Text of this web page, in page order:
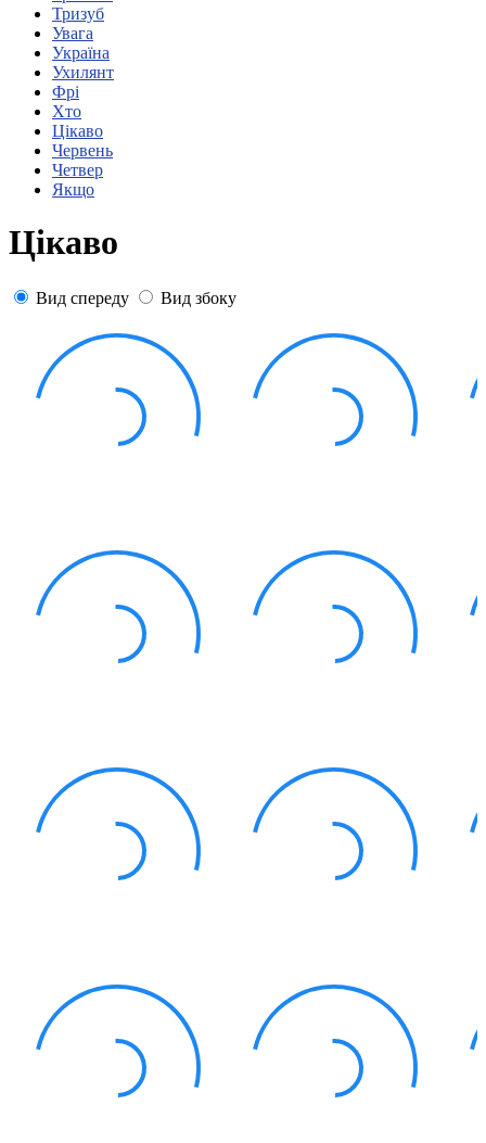
Статут УТОГ
Нормативна база УТОГ
Конвенція ООН
Законодавство
Міжнародні документи
Тризуб
Увага
Україна
Ухилянт
Фрі
Хто
Цікаво
Червень
Четвер
Якщо
Цікаво
Вид спереду Вид збоку